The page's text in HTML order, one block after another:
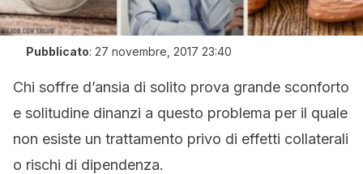
Pubblicato: 27 novembre, 2017 23:40
Chi soffre d’ansia di solito prova grande sconforto
e solitudine dinanzi a questo problema per il quale
non esiste un trattamento privo di effetti collaterali
o rischi di dipendenza.